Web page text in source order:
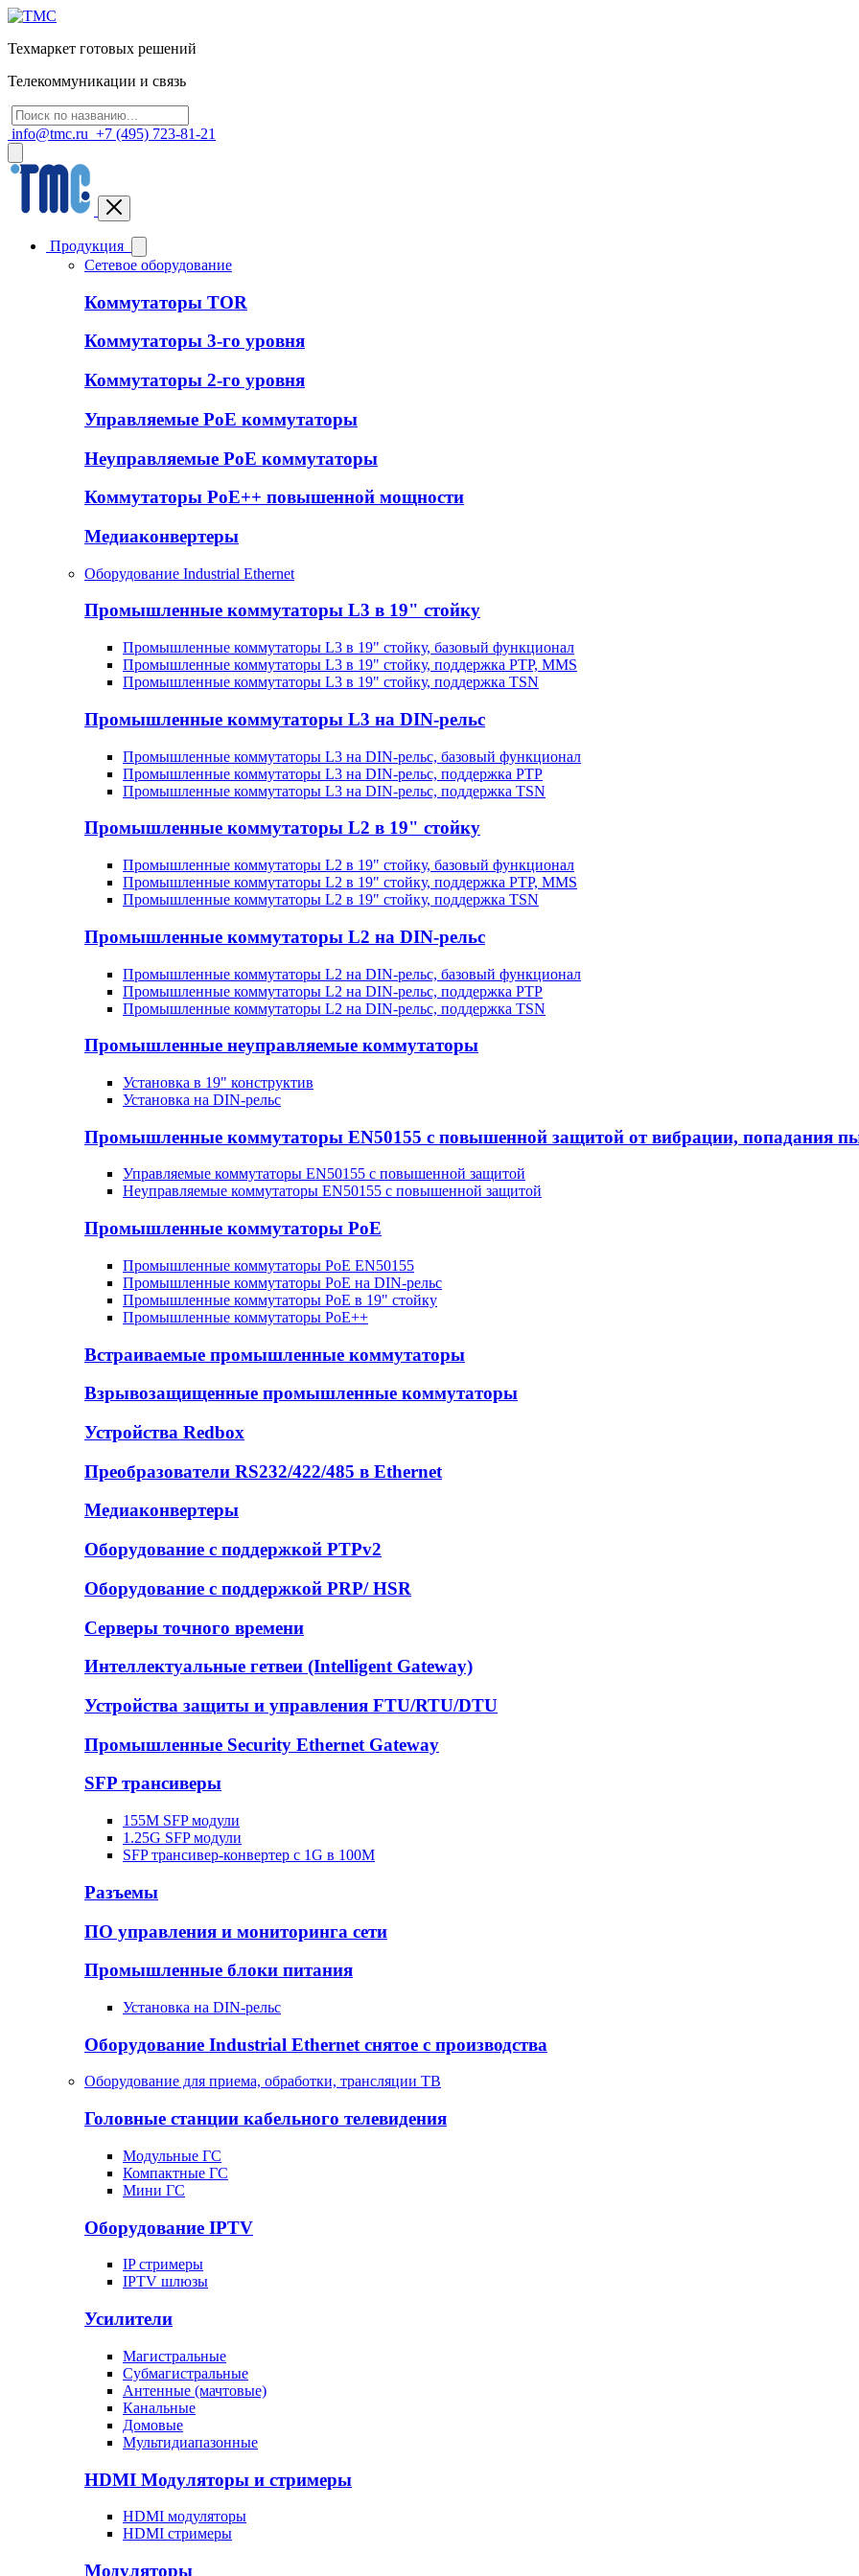
Техмаркет готовых решений
Телекоммуникации и связь
info@tmc.ru +7 (495) 723-81-21
Продукция
Сетевое оборудование
Коммутаторы TOR
Коммутаторы 3-го уровня
Коммутаторы 2-го уровня
Управляемые PoE коммутаторы
Неуправляемые PoE коммутаторы
Коммутаторы PoE++ повышенной мощности
Медиаконвертеры
Оборудование Industrial Ethernet
Промышленные коммутаторы L3 в 19" стойку
Промышленные коммутаторы L3 в 19" стойку, базовый функционал
Промышленные коммутаторы L3 в 19" стойку, поддержка PTP, MMS
Промышленные коммутаторы L3 в 19" стойку, поддержка TSN
Промышленные коммутаторы L3 на DIN-рельс
Промышленные коммутаторы L3 на DIN-рельс, базовый функционал
Промышленные коммутаторы L3 на DIN-рельс, поддержка PTP
Промышленные коммутаторы L3 на DIN-рельс, поддержка TSN
Промышленные коммутаторы L2 в 19" стойку
Промышленные коммутаторы L2 в 19" стойку, базовый функционал
Промышленные коммутаторы L2 в 19" стойку, поддержка PTP, MMS
Промышленные коммутаторы L2 в 19" стойку, поддержка TSN
Промышленные коммутаторы L2 на DIN-рельс
Промышленные коммутаторы L2 на DIN-рельс, базовый функционал
Промышленные коммутаторы L2 на DIN-рельс, поддержка PTP
Промышленные коммутаторы L2 на DIN-рельс, поддержка TSN
Промышленные неуправляемые коммутаторы
Установка в 19" конструктив
Установка на DIN-рельс
Промышленные коммутаторы EN50155 с повышенной защитой от вибрации, попадания
Управляемые коммутаторы EN50155 с повышенной защитой
Неуправляемые коммутаторы EN50155 с повышенной защитой
Промышленные коммутаторы PoE
Промышленные коммутаторы PoE EN50155
Промышленные коммутаторы PoE на DIN-рельс
Промышленные коммутаторы PoE в 19" стойку
Промышленные коммутаторы PoE++
Встраиваемые промышленные коммутаторы
Взрывозащищенные промышленные коммутаторы
Устройства Redbox
Преобразователи RS232/422/485 в Ethernet
Медиаконвертеры
Оборудование с поддержкой PTPv2
Оборудование с поддержкой PRP/ HSR
Серверы точного времени
Интеллектуальные гетвеи (Intelligent Gateway)
Устройства защиты и управления FTU/RTU/DTU
Промышленные Security Ethernet Gateway
SFP трансиверы
155M SFP модули
1.25G SFP модули
SFP трансивер-конвертер с 1G в 100М
Разъемы
ПО управления и мониторинга сети
Промышленные блоки питания
Установка на DIN-рельс
Оборудование Industrial Ethernet снятое с производства
Оборудование для приема, обработки, трансляции ТВ
Головные станции кабельного телевидения
Модульные ГС
Компактные ГС
Мини ГС
Оборудование IPTV
IP стримеры
IPTV шлюзы
Усилители
Магистральные
Субмагистральные
Антенные (мачтовые)
Канальные
Домовые
Мультидиапазонные
HDMI Модуляторы и стримеры
HDMI модуляторы
HDMI стримеры
Модуляторы